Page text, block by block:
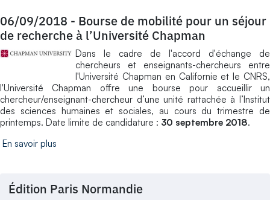
06/09/2018 - Bourse de mobilité pour un séjour
de recherche à l’Université Chapman
Dans le cadre de l'accord d'échange de
chercheurs et enseignants-chercheurs entre
l'Université Chapman en Californie et le CNRS,
l'Université Chapman offre une bourse pour accueillir un
chercheur/enseignant-chercheur d’une unité rattachée à l’Institut
des sciences humaines et sociales, au cours du trimestre de
printemps. Date limite de candidature : 30 septembre 2018.
En savoir plus
Édition Paris Normandie